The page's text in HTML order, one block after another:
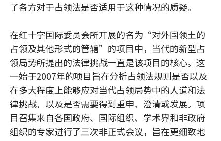
了各方对于占领法是否适用于这种情况的质疑。
在红十字国际委员会所开展的名为“对外国领土的
占领及其他形式的管辖”的项目中，当代的新型占
领局势所提出的法律挑战一直是该项目的核心。这
一始于2007年的项目旨在分析占领法规则是否以及
在多大程度上能够应对当代占领局势中的人道和法
律挑战，以及是否需要得到重申、澄清或发展。项
目召集来自各国政府、国际组织、学术界和非政府
组织的专家进行了三次非正式会议，旨在更细致地